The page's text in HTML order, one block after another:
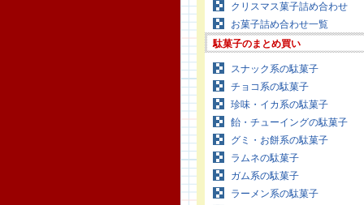
クリスマス菓子詰め合わせ
お菓子詰め合わせ一覧
駄菓子のまとめ買い
スナック系の駄菓子
チョコ系の駄菓子
珍味・イカ系の駄菓子
飴・チューイングの駄菓子
グミ・お餅系の駄菓子
ラムネの駄菓子
ガム系の駄菓子
ラーメン系の駄菓子